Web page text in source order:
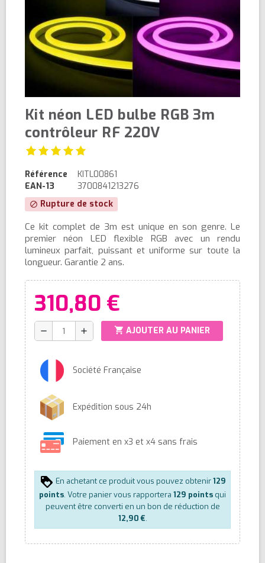
Kit néon LED bulbe RGB 3m
contrôleur RF 220V
Référence
KITL00861
EAN-13
3700841213276
block Rupture de stock
Ce kit complet de 3m est unique en son genre. Le
premier néon LED flexible RGB avec un rendu
lumineux parfait, puissant et uniforme sur toute la
longueur. Garantie 2 ans.
310,80 €
remove add shopping_cart AJOUTER AU PANIER
Société Française
Expédition sous 24h
Paiement en x3 et x4 sans frais
En achetant ce produit vous pouvez obtenir129
points. Votre panier vous rapportera 129 points qui
peuvent être converti en un bon de réduction de
12,90 €.